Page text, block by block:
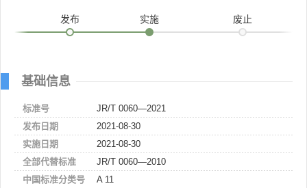
发布 实施 废止
基础信息
标准号
JR/T 0060—2021
发布日期
2021-08-30
实施日期
2021-08-30
全部代替标准
JR/T 0060—2010
中国标准分类号
A 11